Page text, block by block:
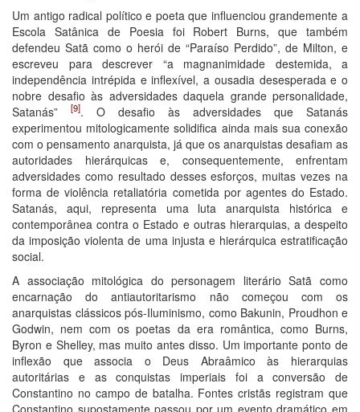
Um antigo radical político e poeta que influenciou grandemente a
Escola Satânica de Poesia foi Robert Burns, que também
defendeu Satã como o herói de “Paraíso Perdido”, de Milton, e
escreveu para descrever “a magnanimidade destemida, a
independência intrépida e inflexível, a ousadia desesperada e o
nobre desafio às adversidades daquela grande personalidade,
Satanás”
[9]. O desafio às adversidades que Satanás
experimentou mitologicamente solidifica ainda mais sua conexão
com o pensamento anarquista, já que os anarquistas desafiam as
autoridades hierárquicas e, consequentemente, enfrentam
adversidades como resultado desses esforços, muitas vezes na
forma de violência retaliatória cometida por agentes do Estado.
Satanás, aqui, representa uma luta anarquista histórica e
contemporânea contra o Estado e outras hierarquias, a despeito
da imposição violenta de uma injusta e hierárquica estratificação
social.
A associação mitológica do personagem literário Satã como
encarnação do antiautoritarismo não começou com os
anarquistas clássicos pós-Iluminismo, como Bakunin, Proudhon e
Godwin, nem com os poetas da era romântica, como Burns,
Byron e Shelley, mas muito antes disso. Um importante ponto de
inflexão que associa o Deus Abraâmico às hierarquias
autoritárias e as conquistas imperiais foi a conversão de
Constantino no campo de batalha. Fontes cristãs registram que
Constantino supostamente passou por um evento dramático em